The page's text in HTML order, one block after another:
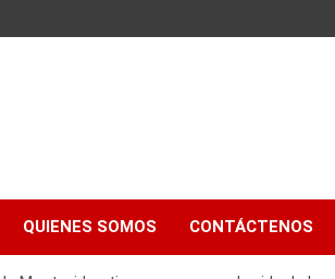
QUIENES SOMOS CONTÁCTENOS